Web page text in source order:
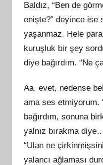
Baldız, “Ben de
enişte?” deyince ise
yaşanmaz. Hele
kuruşluk bir şey
diye bağırdım. “Ne
Aa, evet, nedense
ama ses etmiyorum.
bağırdım, sonuna
yalnız bırakma
“Ulan ne
yalancı ağlaması